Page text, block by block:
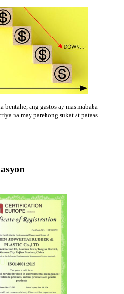
bentahe, ang gastos ay mas mababa
na may parehong sukat at pataas.